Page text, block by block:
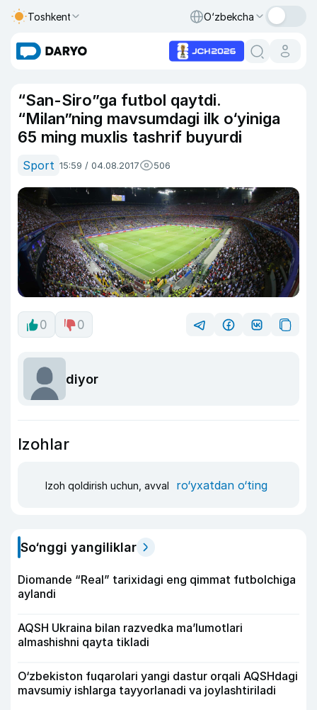
Toshkent O‘zbekcha
“San-Siro”ga futbol qaytdi.
“Milan”ning mavsumdagi ilk o‘yiniga
65 ming muxlis tashrif buyurdi
Sport 15:59 / 04.08.2017 506
0 0
diyor
Izohlar
Izoh qoldirish uchun, avval ro‘yxatdan o‘ting
So‘nggi yangiliklar
Diomande “Real” tarixidagi eng qimmat futbolchiga
aylandi
AQSH Ukraina bilan razvedka ma’lumotlari
almashishni qayta tikladi
O‘zbekiston fuqarolari yangi dastur orqali AQSHdagi
mavsumiy ishlarga tayyorlanadi va joylashtiriladi